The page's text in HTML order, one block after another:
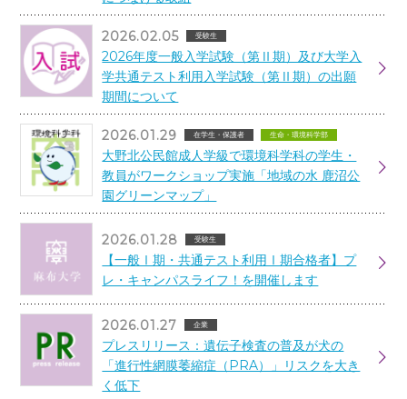
2026.02.05 受験生
2026年度一般入学試験（第Ⅱ期）及び大学入
学共通テスト利用入学試験（第Ⅱ期）の出願
期間について
2026.01.29 在学生・保護者 生命・環境科学部
大野北公民館成人学級で環境科学科の学生・
教員がワークショップ実施「地域の水 鹿沼公
園グリーンマップ」
2026.01.28 受験生
【一般Ⅰ期・共通テスト利用Ⅰ期合格者】プ
レ・キャンパスライフ！を開催します
2026.01.27 企業
プレスリリース：遺伝子検査の普及が犬の
「進行性網膜萎縮症（PRA）」リスクを大き
く低下